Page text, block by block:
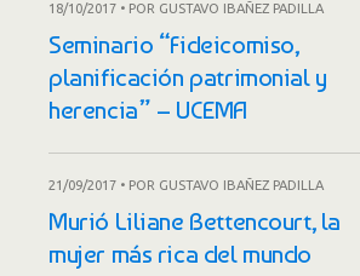
18/10/2017 • POR GUSTAVO IBAÑEZ PADILLA
Seminario “Fideicomiso,
planificación patrimonial y
herencia” – UCEMA
21/09/2017 • POR GUSTAVO IBAÑEZ PADILLA
Murió Liliane Bettencourt, la
mujer más rica del mundo